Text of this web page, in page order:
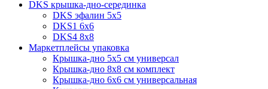
DKS крышка-дно-серединка
DKS эфалин 5x5
DKS1 6x6
DKS4 8x8
Маркетплейсы упаковка
Крышка-дно 5x5 см универсал
Крышка-дно 8x8 см комплект
Крышка-дно 6x6 см универсальная